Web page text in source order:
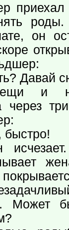
он
Давай
и
через
быстро!